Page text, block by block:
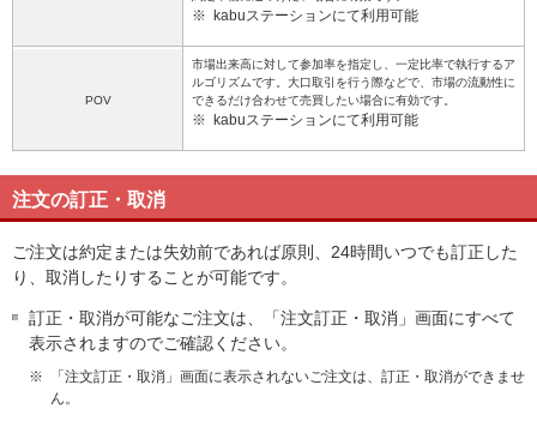
※ kabuステーションにて利用可能
POV
市場出来高に対して参加率を指定し、一定比率で執行するア
ルゴリズムです。大口取引を行う際などで、市場の流動性に
できるだけ合わせて売買したい場合に有効です。
※ kabuステーションにて利用可能
注文の訂正・取消
ご注文は約定または失効前であれば原則、24時間いつでも訂正した
り、取消したりすることが可能です。
訂正・取消が可能なご注文は、「注文訂正・取消」画面にすべて
表示されますのでご確認ください。
※
「注文訂正・取消」画面に表示されないご注文は、訂正・取消ができませ
ん。